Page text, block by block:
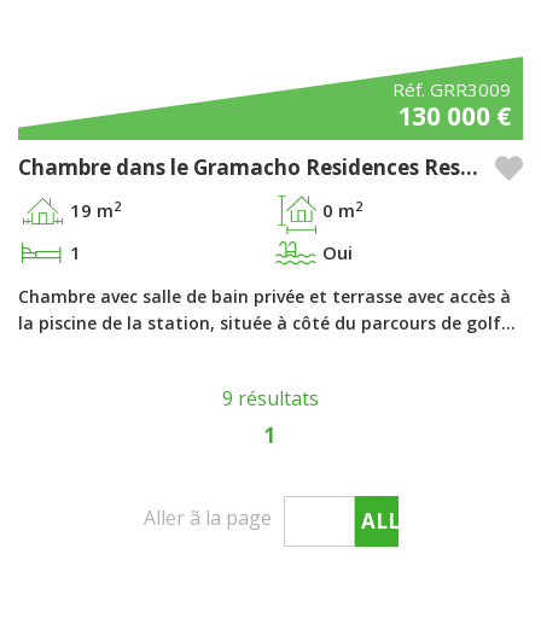
Réf. GRR3009
130 000 €
Chambre dans le Gramacho Residences Resort, Ferragudo - Algarve
19 m2 0 m2
1 Oui
Chambre avec salle de bain privée et terrasse avec accès à
la piscine de la station, située à côté du parcours de golf…
9 résultats
1
Aller ã la page ALLER